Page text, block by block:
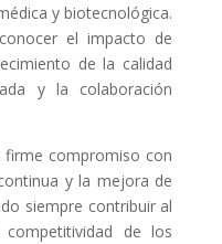
y biotecnológica.
el impacto de
de la calidad
y la colaboración
firme compromiso con
y la mejora de
siempre contribuir al
de los